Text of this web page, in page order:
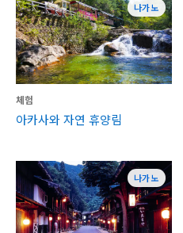
나가노
체험
아카사와 자연 휴양림
나가노